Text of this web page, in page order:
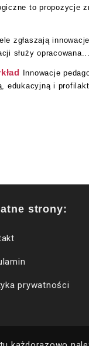
to propozycje
zgłaszają
służy opracowana...
Innowacje
edukacyjną i
strony:
prywatności